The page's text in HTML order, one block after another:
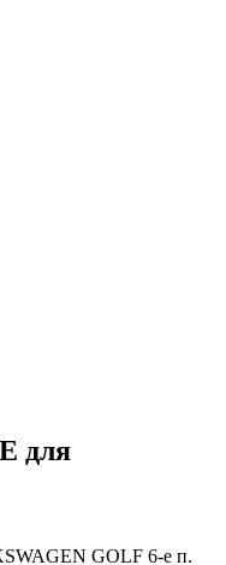
для
GOLF 6-е п.